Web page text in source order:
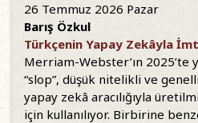
26 Temmuz 2026 Pazar
Barış Özkul
Türkçenin Yapay Zekâyla
Merriam-Webster’ın 2025’te
“slop”, düşük nitelikli ve
yapay zekâ aracılığıyla
için kullanılıyor. Birbirine